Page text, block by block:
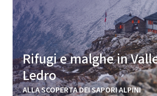
Rifugi e malghe in
Ledro
ALLA SCOPERTA DEI SAPORI ALPINI